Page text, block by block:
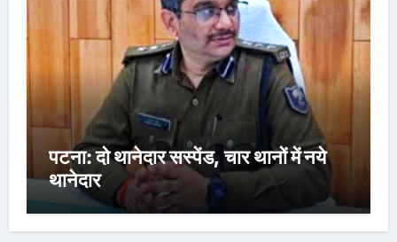
पटना: दो थानेदार सस्पेंड, चार थानों में नये
थानेदार